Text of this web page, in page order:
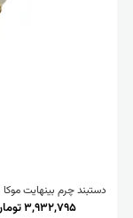
دستبند چرم بینهایت موکا
3,932,795 تومان